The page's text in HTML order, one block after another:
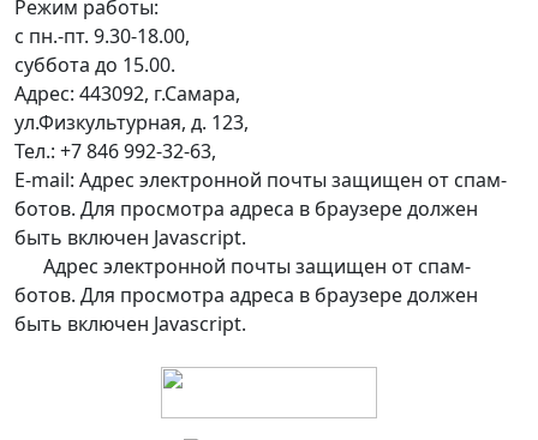
Режим работы:
с пн.-пт. 9.30-18.00,
суббота до 15.00.
Адрес: 443092, г.Самара,
ул.Физкультурная, д. 123,
Тел.: +7 846 992-32-63,
E-mail: Адрес электронной почты защищен от спам-
ботов. Для просмотра адреса в браузере должен
быть включен Javascript.
Адрес электронной почты защищен от спам-
ботов. Для просмотра адреса в браузере должен
быть включен Javascript.